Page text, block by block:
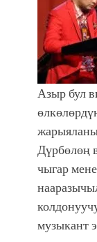
Азыр бул
Дүрбөлөң
чыгар
музыкант